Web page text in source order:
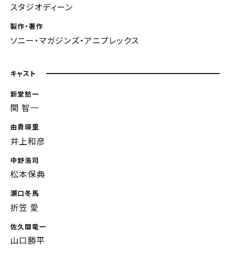
スタジオディーン
製作・著作
ソニー・マガジンズ・アニプレックス
キャスト
新堂愁一
関 智一
由貴瑛里
井上和彦
中野浩司
松本保典
瀬口冬馬
折笠 愛
佐久間竜一
山口勝平